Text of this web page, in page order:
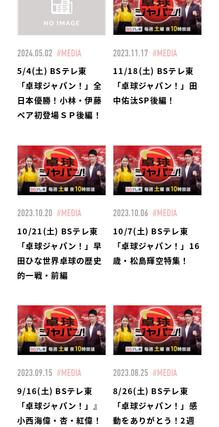
2024.05.02 #MEDIA
5/4(土) BSテレ東
「卓球ジャパン！」全
日本優勝！小林・伊藤
ペア初登場ＳＰ後編！
2023.11.17 #MEDIA
11/18(土) BSテレ東
「卓球ジャパン！」田
中佑汰SP後編！
2023.10.20 #MEDIA
10/21(土) BSテレ東
「卓球ジャパン！」早
田ひな世界卓球の歴史
的一戦・前編
2023.10.06 #MEDIA
10/7(土) BSテレ東
「卓球ジャパン！」16
歳・松島輝空特集！
2023.09.15 #MEDIA
9/16(土) BSテレ東
「卓球ジャパン！」』
小西海偉・杏・紅偉！
2023.08.25 #MEDIA
8/26(土) BSテレ東
「卓球ジャパン！」感
動をありがとう！2週